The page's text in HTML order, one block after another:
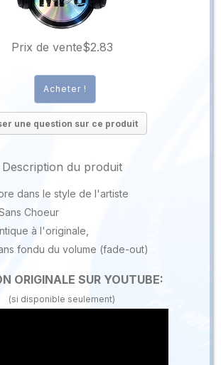
Prix ​​de vente$2.83
une question sur ce produit
Description du produit
dans le style de l'artiste
Choeur
à l'originale,
fondu du volume (fade-out)
ORIGINALE SUR YOUTUBE:
(si disponible seulement)